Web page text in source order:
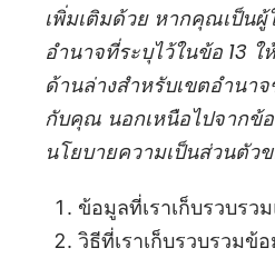
เพิ่มเติมด้วย หากคุณเป็น
อำนาจที่ระบุไว้ในข้อ 13
ด้านล่างสำหรับเขตอำนา
กับคุณ นอกเหนือไปจากข้
นโยบายความเป็นส่วนตัว
ข้อมูลที่เราเก็บรวบรว
วิธีที่เราเก็บรวบรวมข้